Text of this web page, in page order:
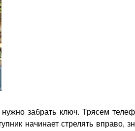
нужно забрать ключ. Трясем
начинает стрелять вправо,